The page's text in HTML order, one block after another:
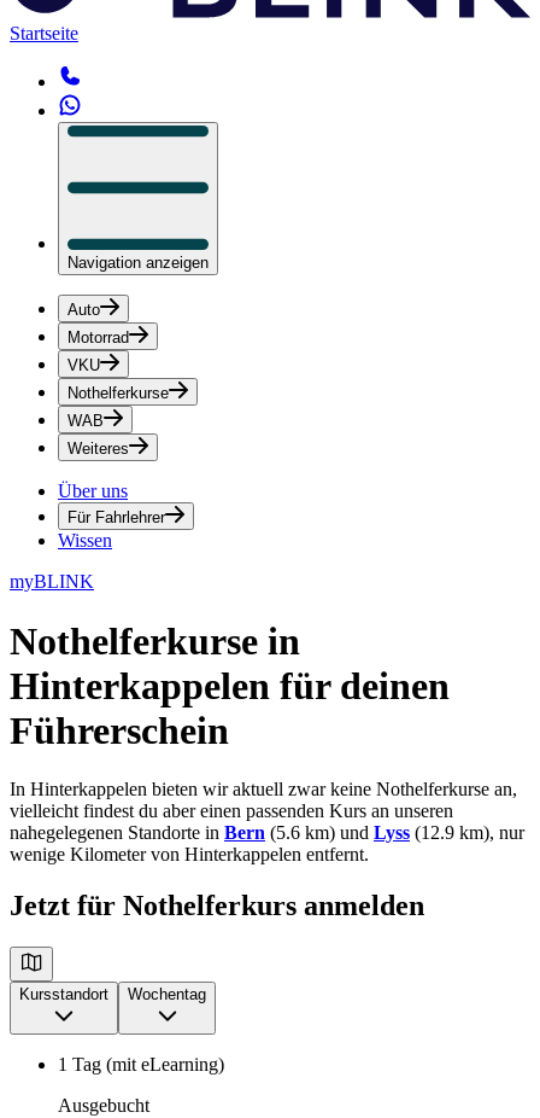
Startseite
Navigation anzeigen
Auto
Motorrad
VKU
Nothelferkurse
WAB
Weiteres
Über uns
Für Fahrlehrer
Wissen
myBLINK
Nothelferkurse in
Hinterkappelen für deinen
Führerschein
In Hinterkappelen bieten wir aktuell zwar keine Nothelferkurse an,
vielleicht findest du aber einen passenden Kurs an unseren
nahegelegenen Standorte in Bern (5.6 km) und Lyss (12.9 km), nur
wenige Kilometer von Hinterkappelen entfernt.
Jetzt für Nothelferkurs anmelden
Kursstandort Wochentag
1 Tag (mit eLearning)
Ausgebucht